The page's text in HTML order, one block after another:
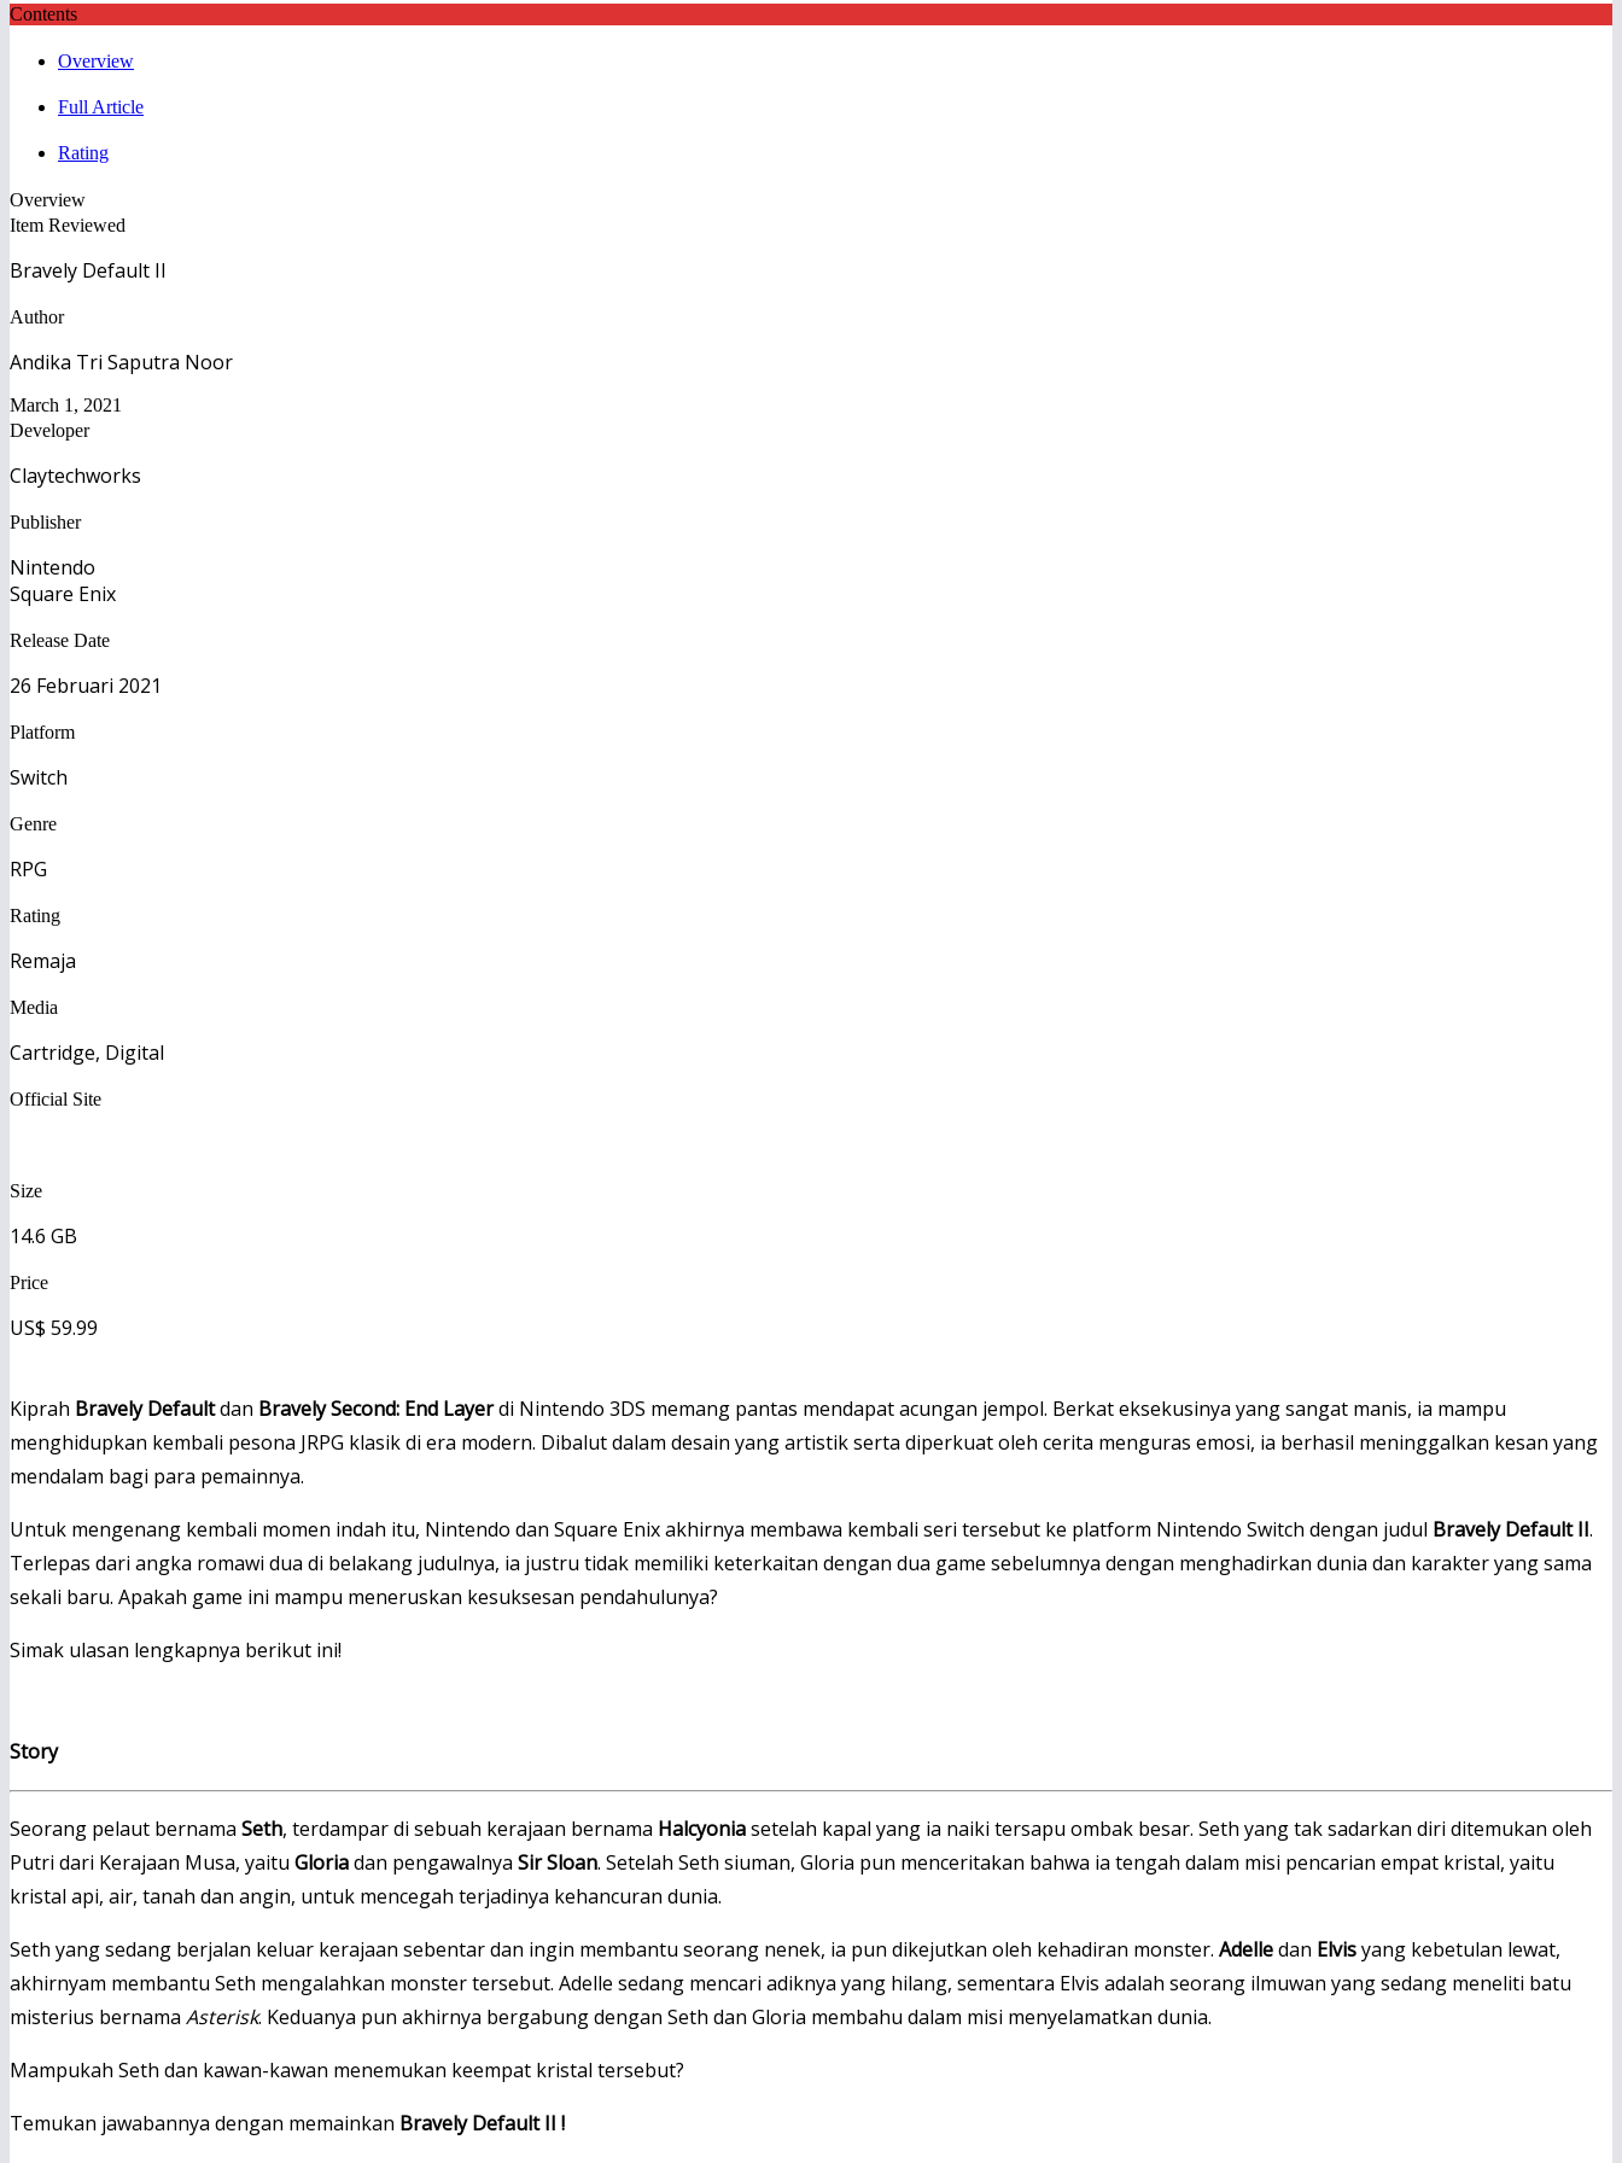
Contents
Overview
Full Article
Rating
Overview
Item Reviewed
Bravely Default II
Author
Andika Tri Saputra Noor
March 1, 2021
Developer
Claytechworks
Publisher
Nintendo
Square Enix
Release Date
26 Februari 2021
Platform
Switch
Genre
RPG
Rating
Remaja
Media
Cartridge, Digital
Official Site
Size
14.6 GB
Price
US$ 59.99
Kiprah Bravely Defaultdan Bravely Second: End Layerdi Nintendo 3DS memang pantas mendapat acungan jempol. Berkat eksekusinya yang sangat manis, ia mampu
menghidupkan kembali pesona JRPG klasik di era modern. Dibalut dalam desain yang artistik serta diperkuat oleh cerita menguras emosi, ia berhasil meninggalkan kesan yang
mendalam bagi para pemainnya.
Untuk mengenang kembali momen indah itu, Nintendo dan Square Enix akhirnya membawa kembali seri tersebut ke platform Nintendo Switch dengan judul Bravely Default II.
Terlepas dari angka romawi dua di belakang judulnya, ia justru tidak memiliki keterkaitan dengan dua game sebelumnya dengan menghadirkan dunia dan karakter yang sama
sekali baru. Apakah game ini mampu meneruskan kesuksesan pendahulunya?
Simak ulasan lengkapnya berikut ini!
Story
Seorang pelaut bernama Seth, terdampar di sebuah kerajaan bernama Halcyoniasetelah kapal yang ia naiki tersapu ombak besar. Seth yang tak sadarkan diri ditemukan oleh
Putri dari Kerajaan Musa, yaitu Gloriadan pengawalnya Sir Sloan. Setelah Seth siuman, Gloria pun menceritakan bahwa ia tengah dalam misi pencarian empat kristal, yaitu
kristal api, air, tanah dan angin, untuk mencegah terjadinya kehancuran dunia.
Seth yang sedang berjalan keluar kerajaan sebentar dan ingin membantu seorang nenek, ia pun dikejutkan oleh kehadiran monster. Adelledan Elvisyang kebetulan lewat,
akhirnyam membantu Seth mengalahkan monster tersebut. Adelle sedang mencari adiknya yang hilang, sementara Elvis adalah seorang ilmuwan yang sedang meneliti batu
misterius bernama Asterisk. Keduanya pun akhirnya bergabung dengan Seth dan Gloria membahu dalam misi menyelamatkan dunia.
Mampukah Seth dan kawan-kawan menemukan keempat kristal tersebut?
Temukan jawabannya dengan memainkan Bravely Default II !